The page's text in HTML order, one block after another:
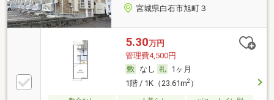
宮城県白石市旭町３
5.30万円
管理費4,500円
なし
1ヶ月
1階 / 1K（23.61m2）